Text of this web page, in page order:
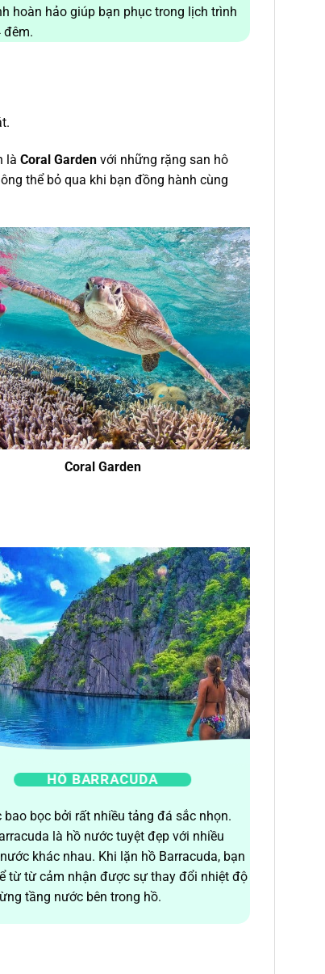
hoàn hảo giúp bạn phục trong lịch trình
đêm.
là Coral Garden với những rặng san hô
thể bỏ qua khi bạn đồng hành cùng
Coral Garden
HỒ BARRACUDA
bọc bởi rất nhiều tảng đá sắc nhọn.
là hồ nước tuyệt đẹp với nhiều
khác nhau. Khi lặn hồ Barracuda, bạn
từ từ cảm nhận được sự thay đổi nhiệt độ
tầng nước bên trong hồ.